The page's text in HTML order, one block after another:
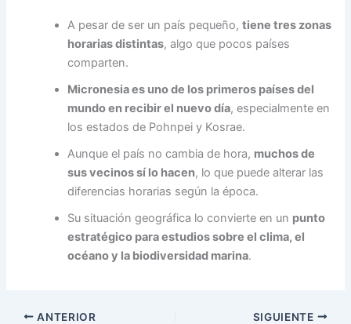
A pesar de ser un país pequeño,tiene tres zonas
horarias distintas, algo que pocos países
comparten.
Micronesia es uno de los primeros países del
mundo en recibir el nuevo día, especialmente en
los estados de Pohnpei y Kosrae.
Aunque el país no cambia de hora, muchos de
sus vecinos sí lo hacen, lo que puede alterar las
diferencias horarias según la época.
Su situación geográfica lo convierte en un punto
estratégico para estudios sobre el clima, el
océano y la biodiversidad marina.
ANTERIOR SIGUIENTE